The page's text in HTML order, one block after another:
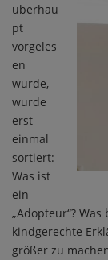
überhau
pt
vorgeles
en
wurde,
wurde
erst
einmal
sortiert:
Was ist
ein
„Adopteur“?
kindgerechte
größer zu